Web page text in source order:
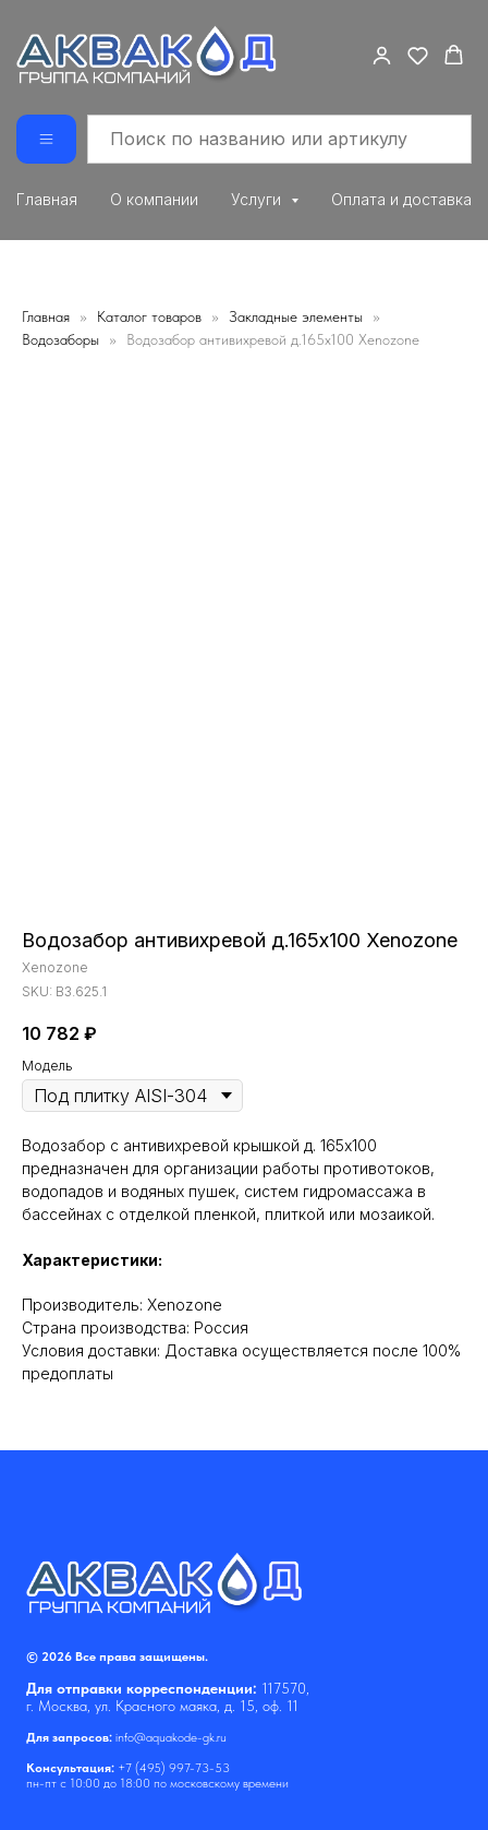
Главная О компании Услуги Оплата и доставка
Главная Каталог товаров
Закладные элементы
Водозаборы
Водозабор антивихревой д.165х100 Xenozone
Водозабор антивихревой д.165х100 Xenozone
Xenozone
SKU: ВЗ.625.1
10 782 ₽
Модель
Водозабор с антивихревой крышкой д. 165х100
предназначен для организации работы противотоков,
водопадов и водяных пушек, систем гидромассажа в
бассейнах с отделкой пленкой, плиткой или мозаикой.
Характеристики:
Производитель: Xenozone
Cтрана производства: Россия
Условия доставки: Доставка осуществляется после 100%
предоплаты
© 2026 Все права защищены.
Для отправки корреспонденции: 117570,
г. Москва, ул. Красного маяка, д. 15, оф. 11
Для запросов: info@aquakode-gk.ru
Консультация: +7 (495) 997-73-53
пн-пт с 10:00 до 18:00 по московскому времени